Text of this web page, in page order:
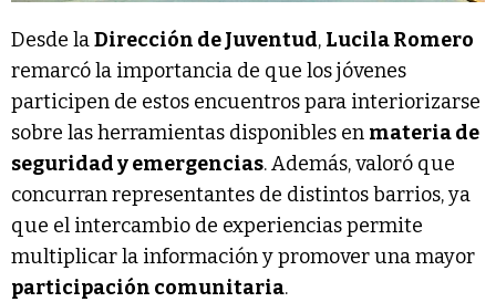
Desde laDirección de Juventud, Lucila Romero
remarcó la importancia de que los jóvenes
participen de estos encuentros para interiorizarse
sobre las herramientas disponibles en materia de
seguridad y emergencias. Además, valoró que
concurran representantes de distintos barrios, ya
que el intercambio de experiencias permite
multiplicar la información y promover una mayor
participación comunitaria.